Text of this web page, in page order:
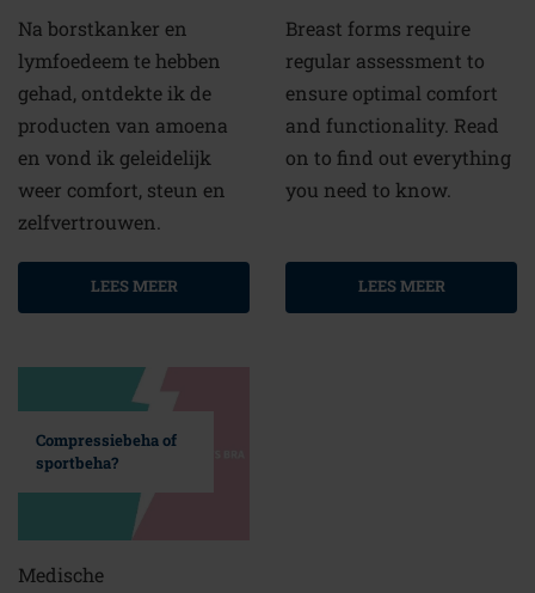
Na borstkanker en
lymfoedeem te hebben
gehad, ontdekte ik de
producten van amoena
en vond ik geleidelijk
weer comfort, steun en
zelfvertrouwen.
LEES MEER
Breast forms require
regular assessment to
ensure optimal comfort
and functionality. Read
on to find out everything
you need to know.
LEES MEER
Compressiebeha of
sportbeha?
Medische